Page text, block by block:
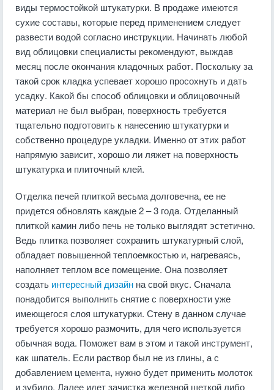
виды термостойкой штукатурки. В продаже имеются
сухие составы, которые перед применением следует
развести водой согласно инструкции. Начинать любой
вид облицовки специалисты рекомендуют, выждав
месяц после окончания кладочных работ. Поскольку за
такой срок кладка успевает хорошо просохнуть и дать
усадку. Какой бы способ облицовки и облицовочный
материал не был выбран, поверхность требуется
тщательно подготовить к нанесению штукатурки и
собственно процедуре укладки. Именно от этих работ
напрямую зависит, хорошо ли ляжет на поверхность
штукатурка и плиточный клей.
Отделка печей плиткой весьма долговечна, ее не
придется обновлять каждые 2 – 3 года. Отделанный
плиткой камин либо печь не только выглядят эстетично.
Ведь плитка позволяет сохранить штукатурный слой,
обладает повышенной теплоемкостью и, нагреваясь,
наполняет теплом все помещение. Она позволяет
создать интересный дизайн на свой вкус. Сначала
понадобится выполнить снятие с поверхности уже
имеющегося слоя штукатурки. Стену в данном случае
требуется хорошо размочить, для чего используется
обычная вода. Поможет вам в этом и такой инструмент,
как шпатель. Если раствор был не из глины, а с
добавлением цемента, нужно будет применить молоток
и зубило. Далее идет зачистка железной щеткой либо